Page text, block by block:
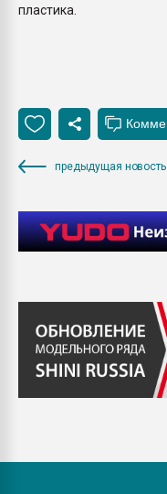
пластика.
предыдущая новость